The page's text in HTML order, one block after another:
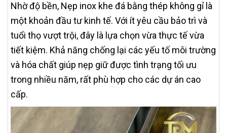
Nhờ độ bền, Nẹp inox khe đá bằng thép không gỉ là
một khoản đầu tư kinh tế. Với ít yêu cầu bảo trì và
tuổi thọ vượt trội, đây là lựa chọn vừa thực tế vừa
tiết kiệm. Khả năng chống lại các yếu tố môi trường
và hóa chất giúp nẹp giữ được tình trạng tối ưu
trong nhiều năm, rất phù hợp cho các dự án cao
cấp.